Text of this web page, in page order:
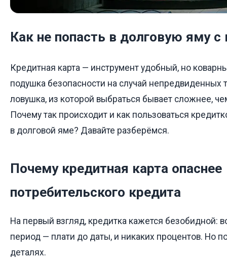
Как не попасть в долговую яму с
Кредитная карта — инструмент удобный, но
подушка безопасности на случай непредвиденных
ловушка, из которой выбраться бывает сложнее,
Почему так происходит и как пользоваться
в долговой яме? Давайте разберёмся.
Почему кредитная карта опаснее
потребительского кредита
На первый взгляд, кредитка кажется безобидной:
период — плати до даты, и никаких процентов. Но
деталях.